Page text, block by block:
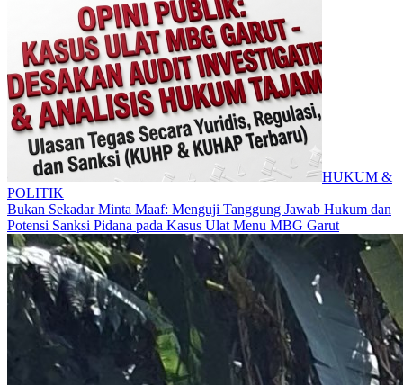
HUKUM &
POLITIK
Bukan Sekadar Minta Maaf: Menguji Tanggung Jawab Hukum dan
Potensi Sanksi Pidana pada Kasus Ulat Menu MBG Garut​